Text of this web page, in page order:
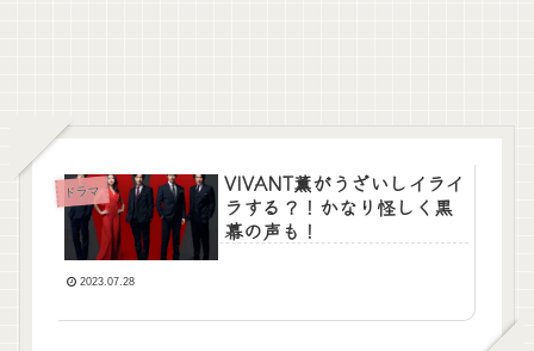
ドラマ
VIVANT薫がうざいしイライ
ラする？！かなり怪しく黒
幕の声も！
2023.07.28